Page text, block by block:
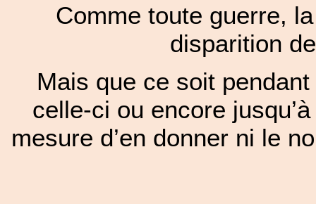
Comme toute guerre,
disparition
Mais que ce soit
celle-ci ou encore
mesure d’en donner ni le